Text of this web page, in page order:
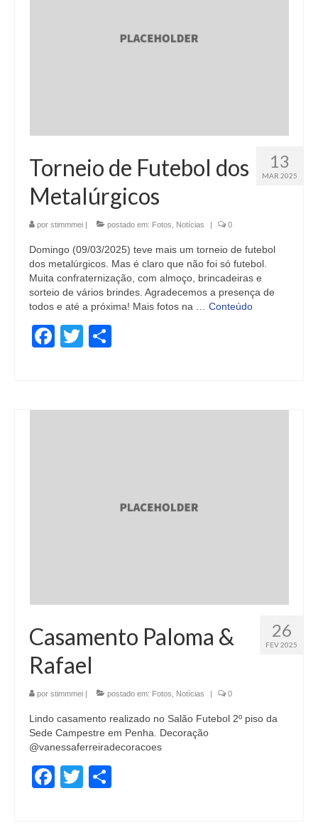
13
MAR 2025
Torneio de Futebol dos
Metalúrgicos
por stimmmei | postado em: Fotos Notícias | 0
Domingo (09/03/2025) teve mais um torneio de futebol
dos metalúrgicos. Mas é claro que não foi só futebol.
Muita confraternização, com almoço, brincadeiras e
sorteio de vários brindes. Agradecemos a presença de
todos e até a próxima! Mais fotos na … Conteúdo
Facebook
Twitter
26
FEV 2025
Casamento Paloma &
Rafael
por stimmmei | postado em: Fotos Notícias | 0
Lindo casamento realizado no Salão Futebol 2º piso da
Sede Campestre em Penha. Decoração
@vanessaferreiradecoracoes
Facebook
Twitter